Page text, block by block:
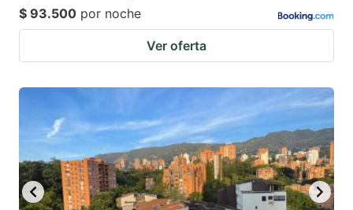
$ 93.500 por noche
Ver oferta